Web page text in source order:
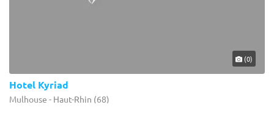
(0)
Hotel Kyriad
Mulhouse - Haut-Rhin (68)